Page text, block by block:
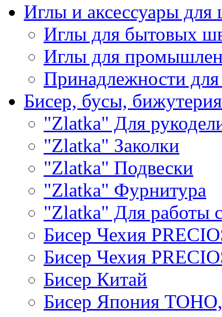
Иглы и аксессуары
Иглы для бытовых
Иглы для
Принадлежности
Бисер, бусы, бижутерия
"Zlatka" Для
"Zlatka" Заколки
"Zlatka" Подвески
"Zlatka" Фурнитура
"Zlatka" Для работы
Бисер Чехия
Бисер Чехия
Бисер Китай
Бисер Япония